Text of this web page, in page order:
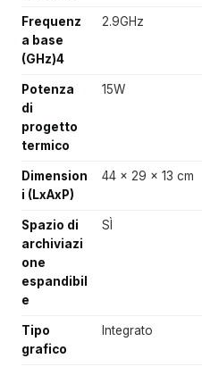
Frequenz
a base
(GHz)4
2.9GHz
Potenza
di
progetto
termico
15W
Dimension
i (LxAxP)
44 x 29 x 13 cm
Spazio di
archiviazi
one
espandibil
e
SÌ
Tipo
grafico
Integrato